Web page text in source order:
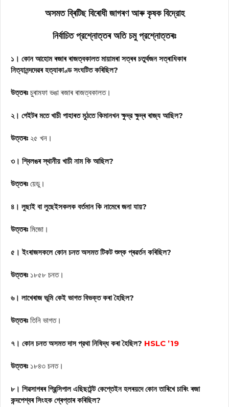
অসমত ব্ৰিটিছ বিৰোধী জাগৰণ আৰু কৃষক বিদ্রোহ
নির্বাচিত প্রশ্নোত্তৰঅতি চমু প্রশ্নোত্তৰঃ
১। কোন আহোম ৰজাৰ ৰাজত্বকালত মায়ামৰা সত্ৰৰ চতুৰ্থজন সত্ৰাধিকাৰ
নিত্যানন্দদেৱৰ হত্যাকাণ্ড সংঘটিত কৰিছিল?
উত্তৰঃ চুৰামফা ভঙা ৰজাৰ ৰাজত্বকালত।
২। গেইটৰ মতে খাচী পাহাৰত মুঠতে কিমানখন ক্ষুদ্র ক্ষুদ্ৰ ৰাজ্য আছিল?
উত্তৰঃ ২৫ খন।
৩। শ্বিলঙৰ স্থানীয় খাচী নাম কি আছিল?
উত্তৰঃ য়েডু।
৪। লুছাই বা লুছেইসকলক বৰ্তমান কি নামেৰে জনা যায়?
উত্তৰঃ মিজো।
৫। ইংৰাজসকলে কোন চনত অসমত টিকট শুল্ক প্ৰৱৰ্তন কৰিছিল?
উত্তৰঃ ১৮৫৮ চনত।
৬। লাখেৰাজ ভূমি কেই ভাগত বিভক্ত কৰা হৈছিল?
উত্তৰঃ তিনি ভাগত।
৭। কোন চনত অসমত দাস প্রথা নিষিদ্ধ কৰা হৈছিল? HSLC ’19
উত্তৰঃ ১৮৪৩ চনত।
৮। শিৱসাগৰৰ প্রিন্সিপাল এছিছটেন্ট কেপ্তেইন হলৰয়দে কোন তাৰিখে চাৰিং ৰজা
কন্দপেশ্বৰ সিংহক গ্ৰেপ্তাৰ কৰিছিল?